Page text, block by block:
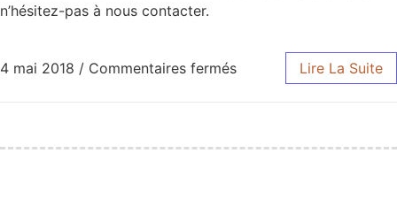
n’hésitez-pas à nous contacter.
4 mai 2018 / Commentaires fermés Lire La Suite